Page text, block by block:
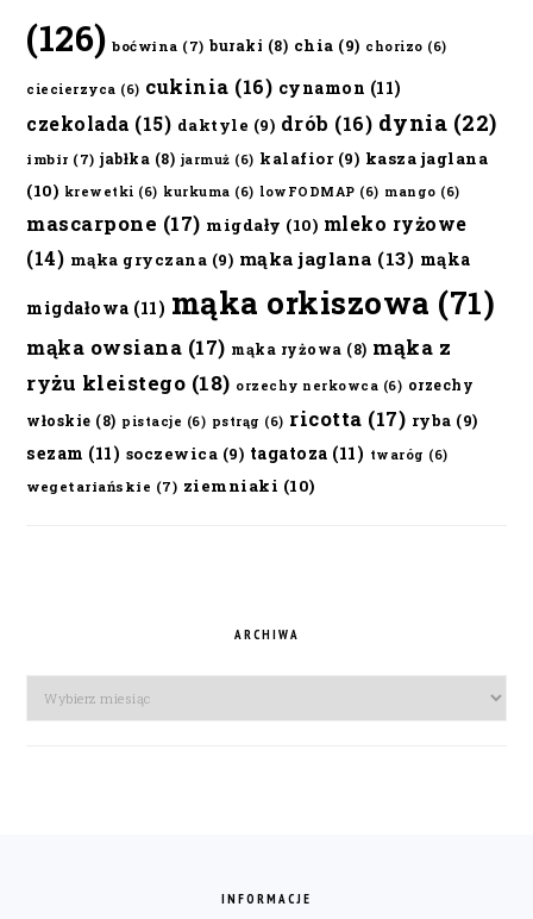
(126) boćwina (7) buraki (8) chia (9) chorizo (6)
ciecierzyca (6) cukinia (16) cynamon (11)
czekolada (15) daktyle (9) drób (16) dynia (22)
imbir (7) jabłka (8) jarmuż (6) kalafior(9) kasza jaglana
(10) krewetki (6) kurkuma (6) lowFODMAP (6) mango (6)
mascarpone (17) migdały (10) mleko ryżowe
(14) mąka gryczana (9) mąka jaglana (13) mąka
migdałowa (11) mąka orkiszowa (71)
mąka owsiana (17) mąka ryżowa (8) mąka z
ryżu kleistego (18) orzechy nerkowca (6) orzechy
włoskie (8) pistacje (6) pstrąg (6) ricotta (17) ryba (9)
sezam (11) soczewica (9) tagatoza (11) twaróg (6)
wegetariańskie (7) ziemniaki (10)
ARCHIWA
Archiwa
INFORMACJE